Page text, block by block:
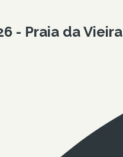
- Praia da Vieira